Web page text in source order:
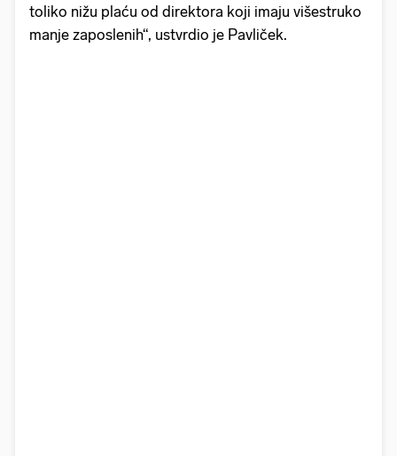
toliko nižu plaću od direktora koji imaju višestruko
manje zaposlenih“, ustvrdio je Pavliček.